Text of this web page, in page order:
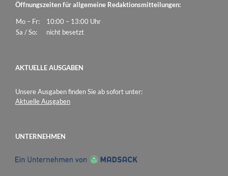
Öffnungszeiten für allgemeine Redaktionsmitteilungen:
Mo – Fr:
10:00 – 13:00 Uhr
Sa / So:
nicht besetzt
AKTUELLE AUSGABEN
Unsere Ausgaben finden Sie ab sofort unter:
Aktuelle Ausgaben
UNTERNEHMEN